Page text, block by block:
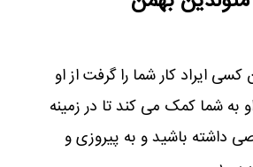
کسی ایراد کار شما را گرفت از او
به شما کمک می کند تا در زمینه
داشته باشید و به پیروزی و